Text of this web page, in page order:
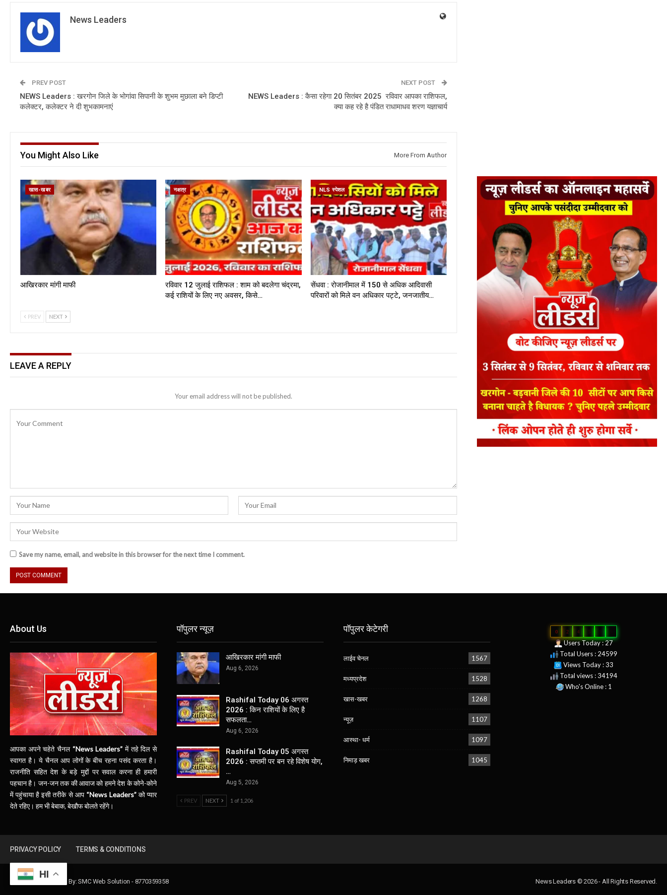
News Leaders
PREV POST
NEWS Leaders : खरगोन जिले के भोगांवा सिपानी के शुभम मुछाला बने डिप्टी
कलेक्टर, कलेक्टर ने दी शुभकामनाएं
NEXT POST
NEWS Leaders : कैसा रहेगा 20 सितंबर 2025 रविवार आपका राशिफल,
क्या कह रहे है पंडित राधामाधव शरण यज्ञाचार्य
You Might Also Like More From Author
खास-खबर
आखिरकार मांगी माफी
नक्षत्र
रविवार 12 जुलाई राशिफल : शाम को बदलेगा चंद्रमा,
कई राशियों के लिए नए अवसर, किसे…
NLS स्पेशल
सेंधवा : रोजानीमाल में 150 से अधिक आदिवासी
परिवारों को मिले वन अधिकार पट्टे, जनजातीय…
PREV NEXT
LEAVE A REPLY
Your email address will not be published.
Save my name, email, and website in this browser for the next time I comment.
About Us
आपका अपने चहेते चैनल “News Leaders” में तहे दिल से
स्वागत है। ये चैनल आप लोगों के बीच रहना पसंद करता है।
राजनीति सहित देश के बड़े मुद्दों पर सवाल करना ही हमारी
पहचान है। जन-जन तक की आवाज को हमने देश के कोने-कोने
में पहुंचाया है इसी तरीके से आप “News Leaders”को प्यार
देते रहिए। हम भी बेबाक, बेखौफ बोलते रहेंगे।
पॉपुलर न्यूज़
आखिरकार मांगी माफी
Aug 6, 2026
Rashifal Today 06 अगस्त
2026 : किन राशियों के लिए है
सफलता…
Aug 6, 2026
Rashifal Today 05 अगस्त
2026 : सप्तमी पर बन रहे विशेष योग,
…
Aug 5, 2026
PREV NEXT 1 of 1,206
पॉपुलर केटेगरी
लाईव चेनल 1567
मध्यप्रदेश 1528
खास-खबर 1268
न्यूज़ 1107
आस्था- धर्म 1097
निमाड़ खबर 1045
0 2 4 5
Users Today : 27
Total Users : 24599
Views Today : 33
Total views : 34194
Who's Online : 1
PRIVACY POLICY TERMS & CONDITIONS
Design & Developed By:SMC Web Solution - 8770359358 News Leaders © 2026 - All Rights Reserved.
HI